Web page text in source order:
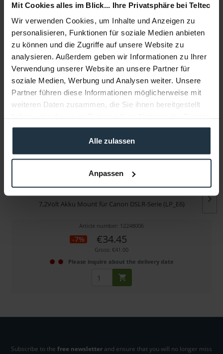
Mit Cookies alles im Blick... Ihre Privatsphäre bei Teltec
Wir verwenden Cookies, um Inhalte und Anzeigen zu
personalisieren, Funktionen für soziale Medien anbieten
zu können und die Zugriffe auf unsere Website zu
analysieren. Außerdem geben wir Informationen zu Ihrer
Verwendung unserer Website an unsere Partner für
soziale Medien, Werbung und Analysen weiter. Unsere
Partner führen diese Informationen möglicherweise mit
weiteren Daten zusammen, die Sie ihnen bereitgestellt
gesammelt haben.
Alle zulassen
Anpassen
Media
Manufacturer & Product Safety Information
Folgende Infos zum Hersteller sind verfübar......more
More articles from +++ Swit +++ look at
7,2Volt Akku Mount für Canon DSLR-Serie (LP_E6)
Article number: 12248006
-7% €34.45
Gross: €41.00
Please inquire about the delivery date
Subscribe to the free newsletter and ensure that you will no longer miss